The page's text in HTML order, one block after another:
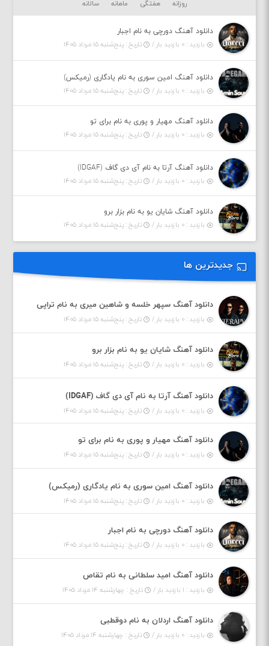
روزانه هفتگی ماهانه سالانه
دانلود آهنگ دورچی به نام اجبار
بازدید : ۰ بازدید بار /
تاریخ : پنج‌شنبه ۱۵ مرداد ۱۴۰۵
دانلود آهنگ امین سوری به نام یادگاری (رمیکس)
بازدید : ۰ بازدید بار /
تاریخ : پنج‌شنبه ۱۵ مرداد ۱۴۰۵
دانلود آهنگ مهیار و پوری به نام برای تو
بازدید : ۰ بازدید بار /
تاریخ : پنج‌شنبه ۱۵ مرداد ۱۴۰۵
دانلود آهنگ آرتا به نام آی دی گاف (IDGAF)
بازدید : ۰ بازدید بار /
تاریخ : پنج‌شنبه ۱۵ مرداد ۱۴۰۵
دانلود آهنگ شایان یو به نام بزار برو
بازدید : ۰ بازدید بار /
تاریخ : پنج‌شنبه ۱۵ مرداد ۱۴۰۵
جدیدترین ها
دانلود آهنگ سپهر خلسه و شاهین میری به نام تراپی
بازدید : ۰ بازدید بار / تاریخ : پنج‌شنبه ۱۵ مرداد ۱۴۰۵
دانلود آهنگ شایان یو به نام بزار برو
بازدید : ۰ بازدید بار / تاریخ : پنج‌شنبه ۱۵ مرداد ۱۴۰۵
دانلود آهنگ آرتا به نام آی دی گاف (IDGAF)
بازدید : ۰ بازدید بار / تاریخ : پنج‌شنبه ۱۵ مرداد ۱۴۰۵
دانلود آهنگ مهیار و پوری به نام برای تو
بازدید : ۰ بازدید بار / تاریخ : پنج‌شنبه ۱۵ مرداد ۱۴۰۵
دانلود آهنگ امین سوری به نام یادگاری (رمیکس)
بازدید : ۰ بازدید بار / تاریخ : پنج‌شنبه ۱۵ مرداد ۱۴۰۵
دانلود آهنگ دورچی به نام اجبار
بازدید : ۰ بازدید بار / تاریخ : پنج‌شنبه ۱۵ مرداد ۱۴۰۵
دانلود آهنگ امید سلطانی به نام تقاص
بازدید : ۱ بازدید بار / تاریخ : چهارشنبه ۱۴ مرداد ۱۴۰۵
دانلود آهنگ اردلان به نام دوقطبی
بازدید : ۰ بازدید بار / تاریخ : چهارشنبه ۱۴ مرداد ۱۴۰۵